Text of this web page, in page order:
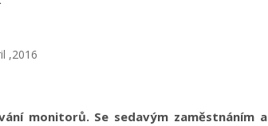
,2016
monitorů. Se sedavým zaměstnáním a